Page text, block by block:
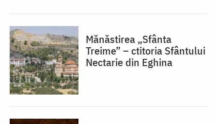
Mănăstirea „Sfânta
Treime” – ctitoria Sfântului
Nectarie din Eghina